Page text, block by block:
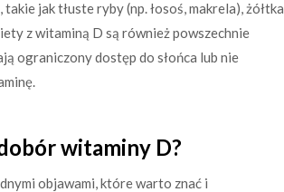
jak tłuste ryby (np. łosoś, makrela), żółtka
z witaminą D są również powszechnie
ograniczony dostęp do słońca lub nie
witaminy D?
objawami, które warto znać i